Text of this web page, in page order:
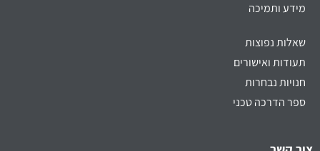
מידע ותמיכה
שאלות נפוצות
תעודות ואישורים
חנויות נבחרות
ספר הדרכה טכני